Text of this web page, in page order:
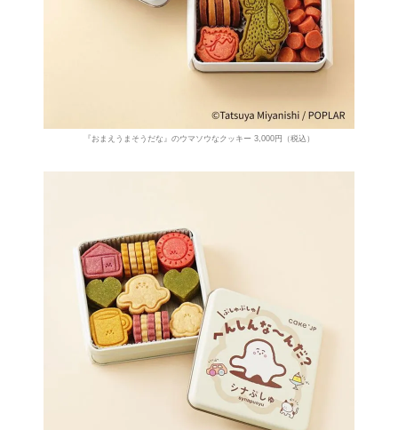
『おまえうまそうだな』のウマソウなクッキー 3,000円（税込）